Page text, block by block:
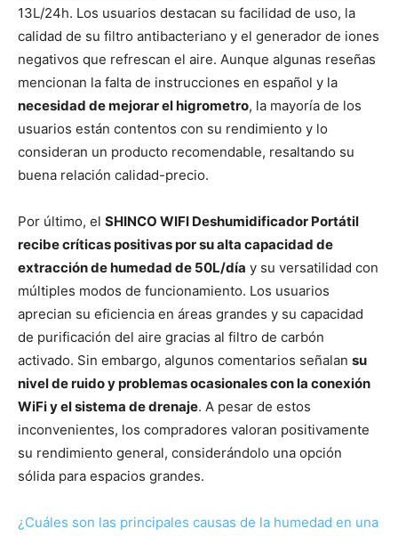
13L/24h. Los usuarios destacan su facilidad de uso, la
calidad de su filtro antibacteriano y el generador de iones
negativos que refrescan el aire. Aunque algunas reseñas
mencionan la falta de instrucciones en español y la
necesidad de mejorar el higrometro, la mayoría de los
usuarios están contentos con su rendimiento y lo
consideran un producto recomendable, resaltando su
buena relación calidad-precio.
Por último, el SHINCO WIFI Deshumidificador Portátil
recibe críticas positivas por su alta capacidad de
extracción de humedad de 50L/día y su versatilidad con
múltiples modos de funcionamiento. Los usuarios
aprecian su eficiencia en áreas grandes y su capacidad
de purificación del aire gracias al filtro de carbón
activado. Sin embargo, algunos comentarios señalan su
nivel de ruido y problemas ocasionales con la conexión
WiFi y el sistema de drenaje. A pesar de estos
inconvenientes, los compradores valoran positivamente
su rendimiento general, considerándolo una opción
sólida para espacios grandes.
¿Cuáles son las principales causas de la humedad en una